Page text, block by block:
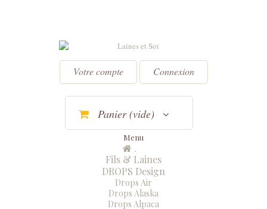
Votre compte Connexion
Panier (vide)
Menu
.
Fils & Laines
DROPS Design
Drops Air
Drops Alaska
Drops Alpaca